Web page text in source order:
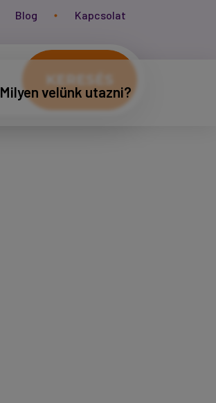
Blog Kapcsolat
Milyen velünk utazni?
KERESÉS